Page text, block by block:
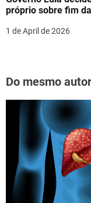
próprio sobre fim
1 de April de 2026
Do mesmo autor